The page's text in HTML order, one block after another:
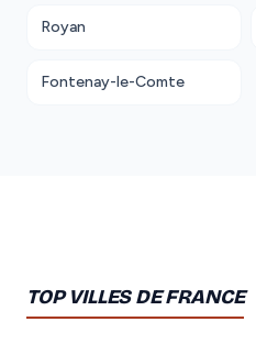
Royan
Fontenay-le-Comte
TOP VILLES DE FRANCE